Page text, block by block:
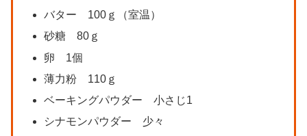
バター 100ｇ（室温）
砂糖 80ｇ
卵 1個
薄力粉 110ｇ
ベーキングパウダー 小さじ1
シナモンパウダー 少々